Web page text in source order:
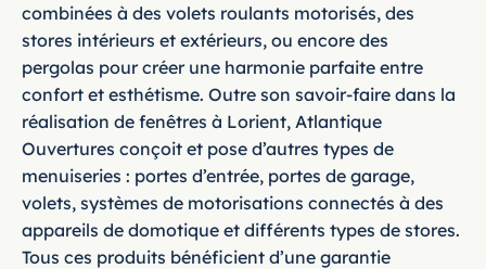
combinées à des volets roulants motorisés, des
stores intérieurs et extérieurs, ou encore des
pergolas pour créer une harmonie parfaite entre
confort et esthétisme. Outre son savoir-faire dans la
réalisation de fenêtres à Lorient, Atlantique
Ouvertures conçoit et pose d’autres types de
menuiseries : portes d’entrée, portes de garage,
volets, systèmes de motorisations connectés à des
appareils de domotique et différents types de stores.
Tous ces produits bénéficient d’une garantie